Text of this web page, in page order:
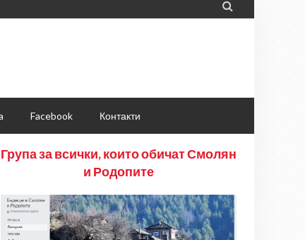

Facebook Контакти
Група за всички, които обичат Смолян
и Родопите